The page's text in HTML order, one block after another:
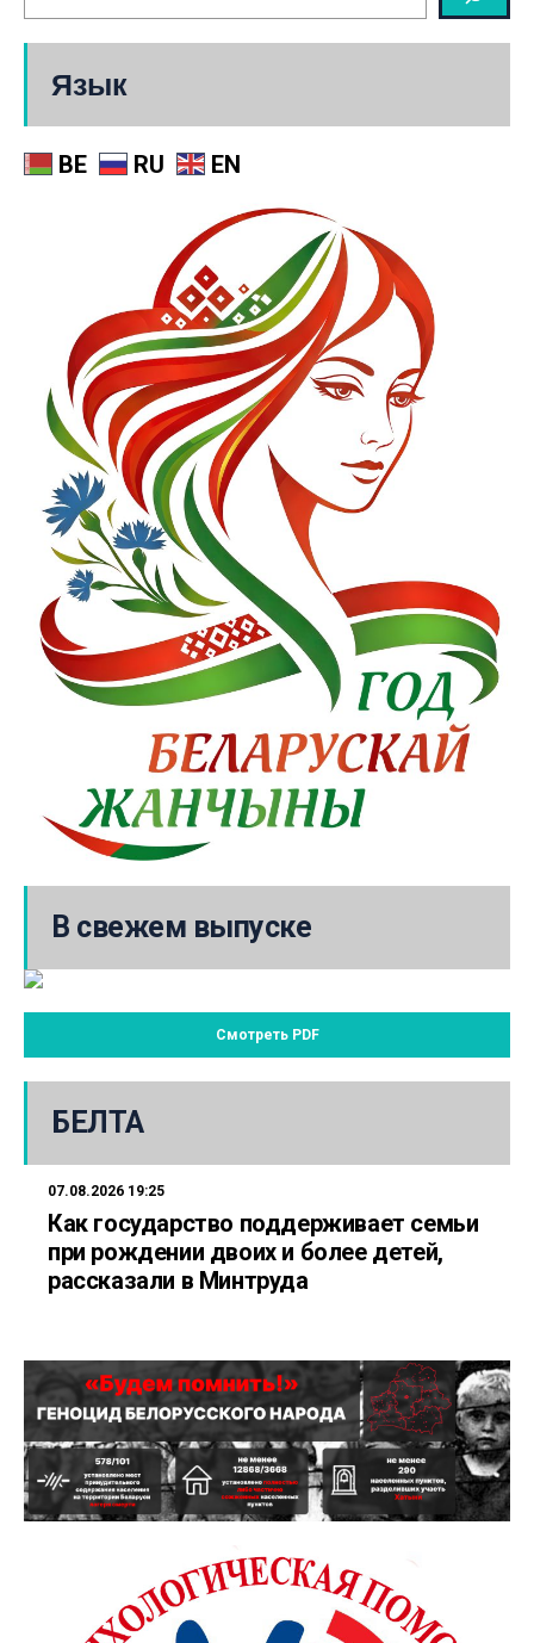
Язык
BE RU EN
В свежем выпуске
Смотреть PDF
БЕЛТА
07.08.2026 19:25
Как государство поддерживает семьи
при рождении двоих и более детей,
рассказали в Минтруда